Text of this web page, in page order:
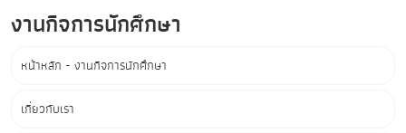
งานกิจการนักศึกษา
หน้าหลัก - งานกิจการนักศึกษา
เกี่ยวกับเรา